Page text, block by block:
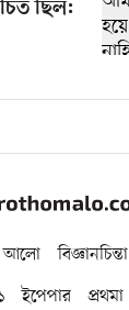
ছিল:
আলো বিজ্ঞানচিন্তা
ইপেপার প্রথমা